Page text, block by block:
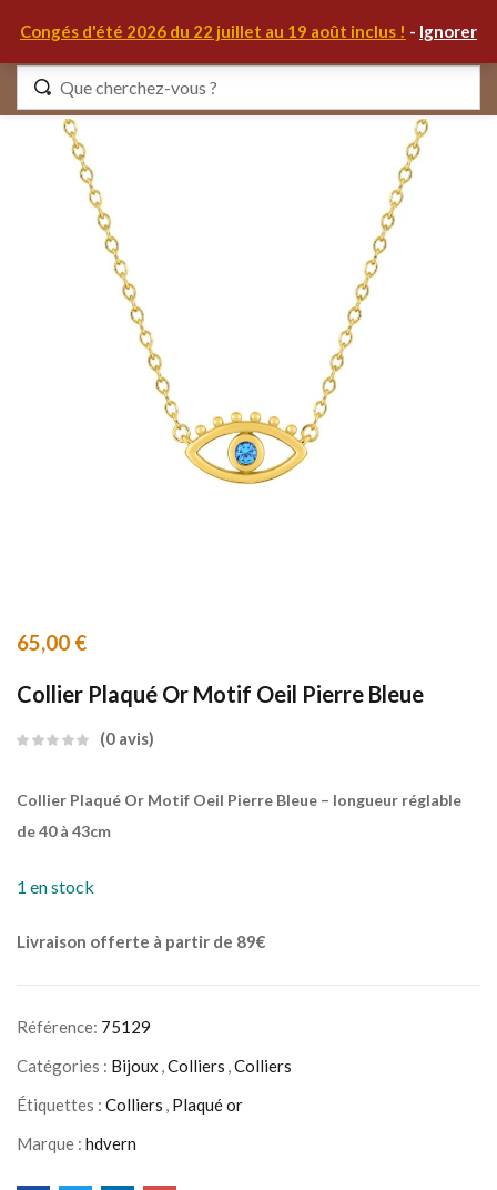
Congés d'été 2026 du 22 juillet au 19 août inclus ! - Ignorer
65,00 €
Collier Plaqué Or Motif Oeil Pierre Bleue
0 avis
Collier Plaqué Or Motif Oeil Pierre Bleue – longueur réglable
de 40 à 43cm
1 en stock
Livraison offerte à partir de 89€
Référence: 75129
Catégories : Bijoux ,Colliers ,Colliers
Étiquettes : Colliers , Plaqué or
Marque : hdvern
Identifiez-vous
Se souvenir de moi Mot de passe oublié ?
MON COMPTE